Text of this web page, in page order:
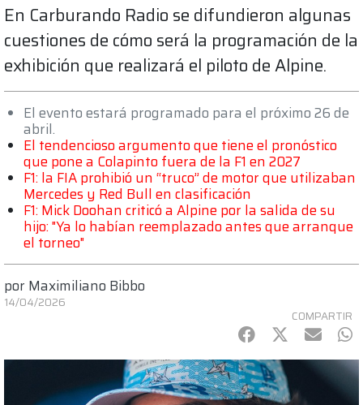
En Carburando Radio se difundieron algunas
cuestiones de cómo será la programación de la
exhibición que realizará el piloto de Alpine.
El evento estará programado para el próximo 26 de
abril.
El tendencioso argumento que tiene el pronóstico
que pone a Colapinto fuera de la F1 en 2027
F1: la FIA prohibió un “truco” de motor que utilizaban
Mercedes y Red Bull en clasificación
F1: Mick Doohan criticó a Alpine por la salida de su
hijo: "Ya lo habían reemplazado antes que arranque
el torneo"
por Maximiliano Bibbo
14/04/2026
COMPARTIR
Facebook
Twitter
mail